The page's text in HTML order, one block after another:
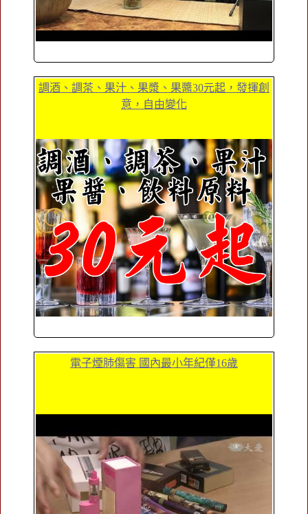
調酒、調茶、果汁、果漿、果醬30元起，發揮創
意，自由變化
電子煙肺傷害 國內最小年紀僅16歲